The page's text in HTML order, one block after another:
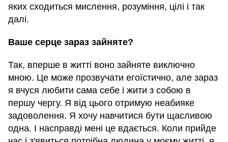
яких сходиться мислення, розуміння, цілі і так
далі.
Ваше серце зараз зайняте?
Так, вперше в житті воно зайняте виключно
мною. Це може прозвучати егоїстично, але зараз
я вчуся любити сама себе і жити з собою в
першу чергу. Я від цього отримую неабияке
задоволення. Я хочу навчитися бути щасливою
одна. І насправді мені це вдається. Коли прийде